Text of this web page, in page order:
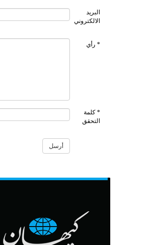
البريد
الالكتروني
* رأي
* كلمة
التحقق